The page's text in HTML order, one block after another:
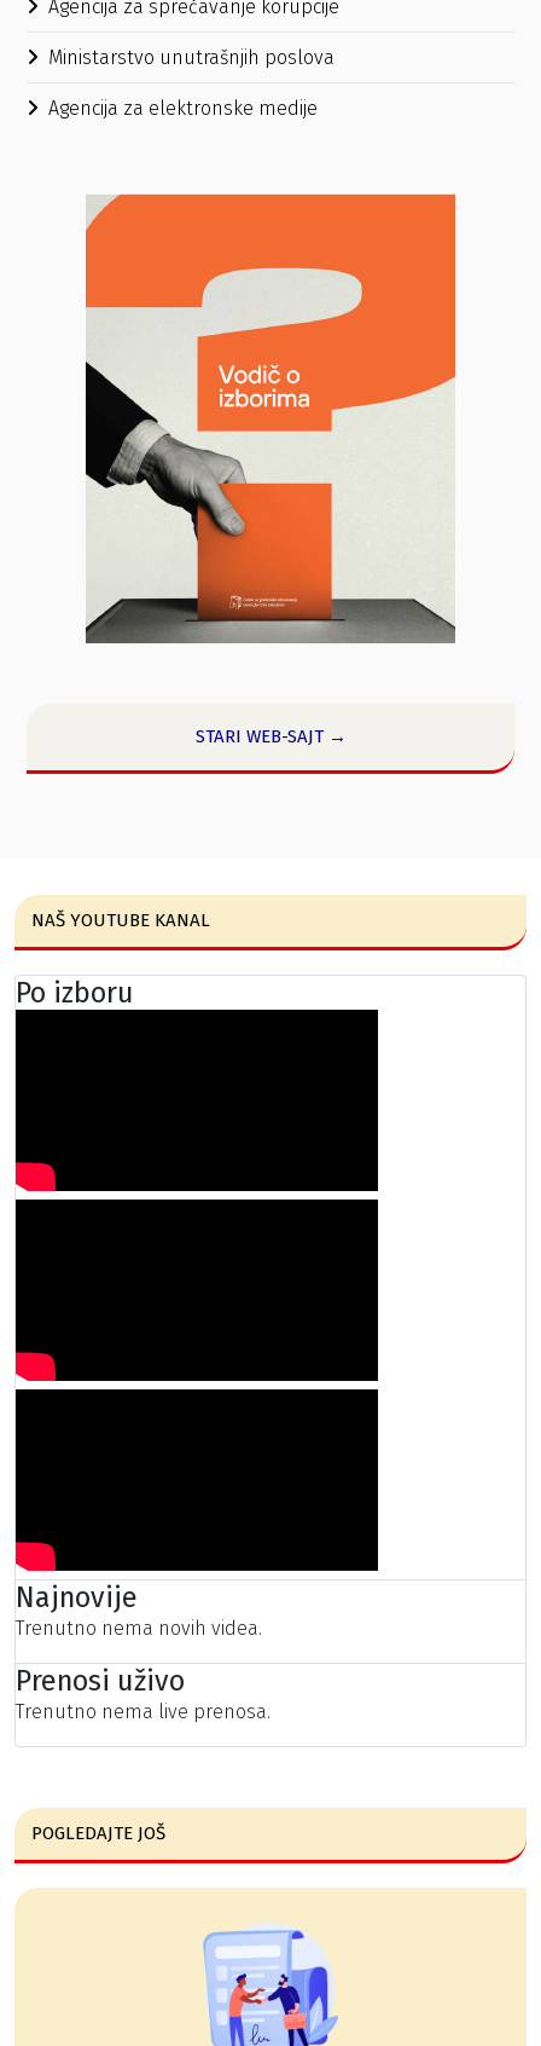
Agencija za sprečavanje korupcije
Ministarstvo unutrašnjih poslova
Agencija za elektronske medije
STARI WEB-SAJT →
NAŠ YOUTUBE KANAL
Po izboru
Najnovije
Trenutno nema novih videa.
Prenosi uživo
Trenutno nema live prenosa.
POGLEDAJTE JOŠ